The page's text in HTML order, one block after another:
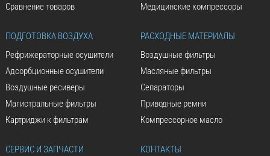
Сравнение товаров
Медицинские компрессоры
ПОДГОТОВКА ВОЗДУХА
Рефрижераторные осушители
Адсорбционные осушители
Воздушные ресиверы
Магистральные фильтры
Картриджи к фильтрам
РАСХОДНЫЕ МАТЕРИАЛЫ
Воздушные фильтры
Масляные фильтры
Сепараторы
Приводные ремни
Компрессорное масло
СЕРВИС И ЗАПЧАСТИ
КОНТАКТЫ